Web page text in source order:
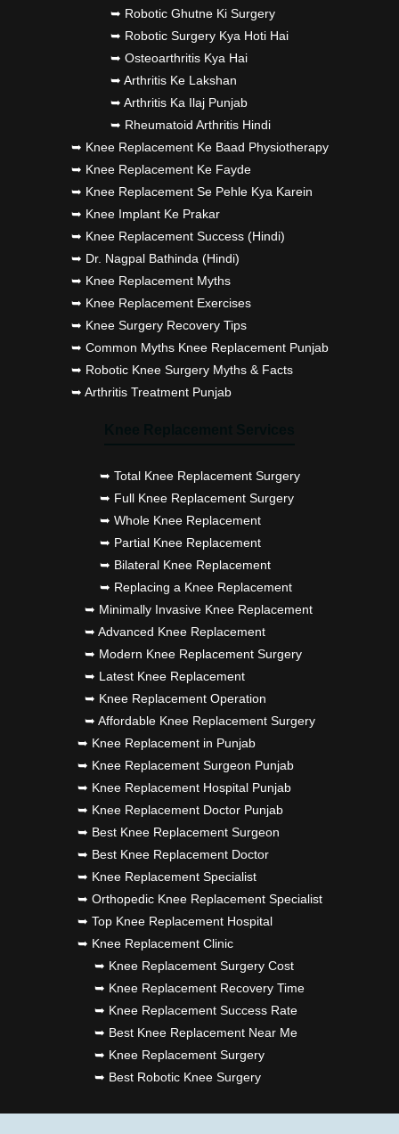
➥ Robotic Ghutne Ki Surgery
➥ Robotic Surgery Kya Hoti Hai
➥ Osteoarthritis Kya Hai
➥ Arthritis Ke Lakshan
➥ Arthritis Ka Ilaj Punjab
➥ Rheumatoid Arthritis Hindi
➥ Knee Replacement Ke Baad Physiotherapy
➥ Knee Replacement Ke Fayde
➥ Knee Replacement Se Pehle Kya Karein
➥ Knee Implant Ke Prakar
➥ Knee Replacement Success (Hindi)
➥ Dr. Nagpal Bathinda (Hindi)
➥ Knee Replacement Myths
➥ Knee Replacement Exercises
➥ Knee Surgery Recovery Tips
➥ Common Myths Knee Replacement Punjab
➥ Robotic Knee Surgery Myths & Facts
➥ Arthritis Treatment Punjab
➥ Total Knee Replacement Surgery
➥ Full Knee Replacement Surgery
➥ Whole Knee Replacement
➥ Partial Knee Replacement
➥ Bilateral Knee Replacement
➥ Replacing a Knee Replacement
➥ Minimally Invasive Knee Replacement
➥ Advanced Knee Replacement
➥ Modern Knee Replacement Surgery
➥ Latest Knee Replacement
➥ Knee Replacement Operation
➥ Affordable Knee Replacement Surgery
➥ Knee Replacement in Punjab
➥ Knee Replacement Surgeon Punjab
➥ Knee Replacement Hospital Punjab
➥ Knee Replacement Doctor Punjab
➥ Best Knee Replacement Surgeon
➥ Best Knee Replacement Doctor
➥ Knee Replacement Specialist
➥ Orthopedic Knee Replacement Specialist
➥ Top Knee Replacement Hospital
➥ Knee Replacement Clinic
➥ Knee Replacement Surgery Cost
➥ Knee Replacement Recovery Time
➥ Knee Replacement Success Rate
➥ Best Knee Replacement Near Me
➥ Knee Replacement Surgery
➥ Best Robotic Knee Surgery